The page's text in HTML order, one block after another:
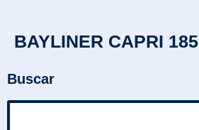
BAYLINER CAPRI 185
Buscar